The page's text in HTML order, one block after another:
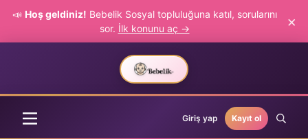
📣 Hoş geldiniz! Bebelik Sosyal topluluğuna katıl, sorularını
sor. İlk konunu aç → ×
Giriş yap Kayıt ol